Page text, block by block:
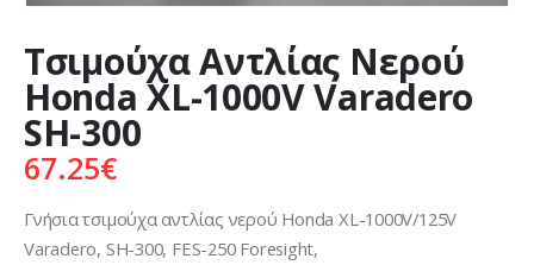
Τσιμούχα Αντλίας Νερού
Honda XL-1000V Varadero
SH-300
67.25€
Γνήσια τσιμούχα αντλίας νερού Honda XL-1000V/125V
Varadero, SH-300, FES-250 Foresight,